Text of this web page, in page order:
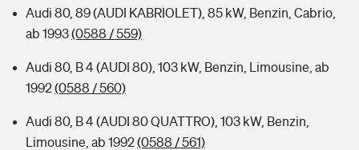
Audi 80, 89 (AUDI KABRIOLET), 85 kW, Benzin, Cabrio,
ab 1993(0588 / 559)
Audi 80, B 4 (AUDI 80), 103 kW, Benzin, Limousine, ab
1992(0588 / 560)
Audi 80, B 4 (AUDI 80 QUATTRO), 103 kW, Benzin,
Limousine, ab 1992(0588 / 561)